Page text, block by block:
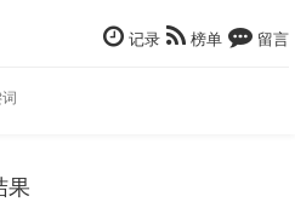
记录 榜单 留言
果